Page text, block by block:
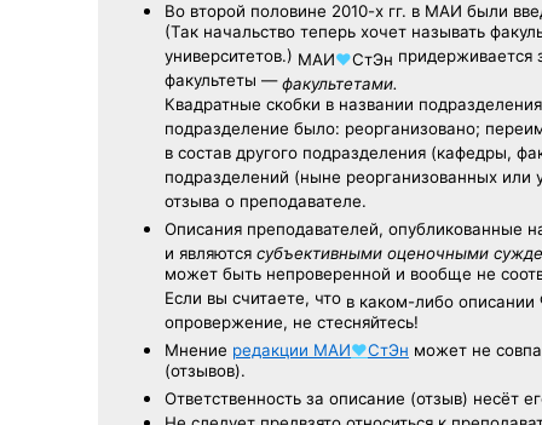
Во второй половине 2010-х гг. в МАИ были
(Так начальство теперь хочет называть
университетов.) МАИ♥СтЭн придерживается
факультеты —факультетами.
Квадратные скобки в названии
подразделение было: реорганизовано;
в состав другого подразделения (кафедры,
подразделений (ныне реорганизованных
отзыва о преподавателе.
Описания преподавателей, опубликованные
и являются субъективными оценочными
может быть непроверенной и вообще не
Если вы считаете, что в каком-либо описании
опровержение, не стесняйтесь!
Мнение редакции МАИ♥СтЭн может не
(отзывов).
Ответственность за описание (отзыв) несёт